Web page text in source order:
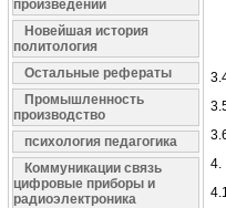
произведений
Новейшая история
политология
Остальные рефераты
Промышленность
производство
психология педагогика
Коммуникации связь
цифровые приборы и
радиоэлектроника
4.